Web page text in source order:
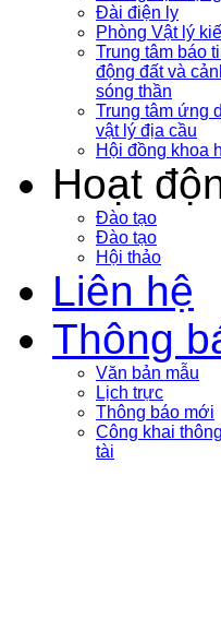
Đài điện ly
Phòng Vật lý
Trung tâm báo
động đất và
sóng thần
Trung tâm ứng
vật lý địa cầu
Hội đồng khoa
Hoạt
Đào tạo
Đào tạo
Hội thảo
Liên hệ
Thông
Văn bản mẫu
Lịch trực
Thông báo mới
Công khai
tài